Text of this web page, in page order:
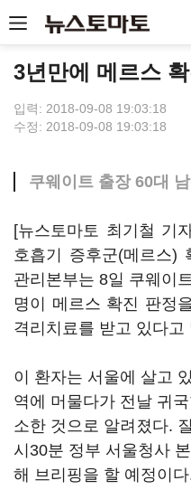
3년만에 메르스
입력: 2018-09-08 19:03:18
수정: 2018-09-08 19:03:18
쿠웨이트 출장 60대
[뉴스토마토 최기철 기
호흡기 증후군(메르스)
관리본부는 8일 쿠웨이
명이 메르스 확진 판정
격리치료를 받고 있다고
이 환자는 서울에 살고
역에 머물다가 전날 귀
소한 것으로 알려졌다.
시30분 정부 서울청사
해 브리핑을 할 예정이